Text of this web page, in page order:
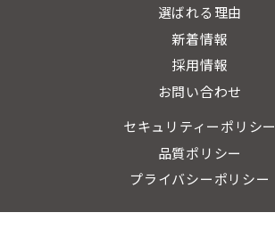
選ばれる理由
新着情報
採用情報
お問い合わせ
セキュリティーポリシー
品質ポリシー
プライバシーポリシー